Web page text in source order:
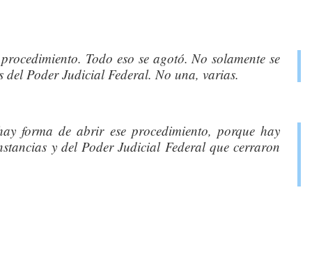
Todo eso se agotó. No solamente se
Poder Judicial Federal. No una, varias.
forma de abrir ese procedimiento, porque hay
y del Poder Judicial Federal que cerraron